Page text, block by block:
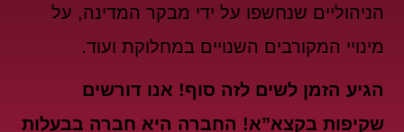
הניהוליים שנחשפו על ידי מבקר המדינה, על
מינויי המקורבים השנויים במחלוקת ועוד.
הגיע הזמן לשים לזה סוף! אנו דורשים
שקיפות בקצא”א! החברה היא חברה בבעלות